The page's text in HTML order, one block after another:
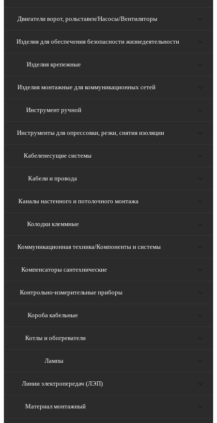
Двигатели ворот, рольставен/Насосы/Вентиляторы
Изделия для обеспечения безопасности жизнедеятельности
Изделия крепежные
Изделия монтажные для коммуникационных сетей
Инструмент ручной
Инструменты для опрессовки, резки, снятия изоляции
Кабеленесущие системы
Кабели и провода
Каналы настенного и потолочного монтажа
Колодки клеммные
Коммуникационная техника/Компоненты и системы
Компенсаторы сантехнические
Контрольно-измерительные приборы
Короба кабельные
Котлы и обогреватели
Лампы
Линии электропередач (ЛЭП)
Материал монтажный